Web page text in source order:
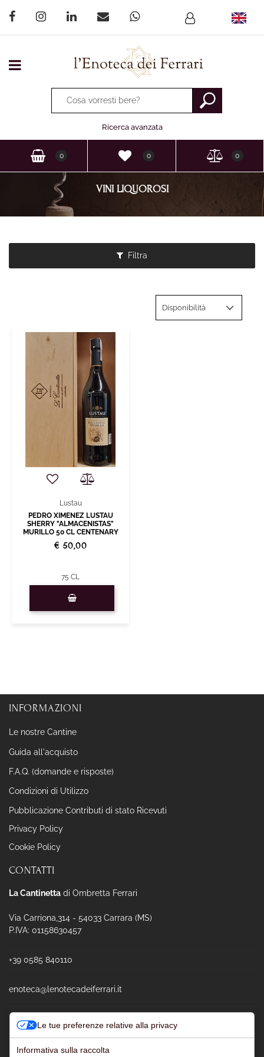
Open menu
La modifica di un filtro aggiorna automaticamente gli
Ricerca avanzata
0 0 0
VINI LIQUOROSI
Filtra
Lustau
PEDRO XIMENEZ LUSTAU
SHERRY "ALMACENISTAS"
MURILLO 50 CL CENTENARY
€ 50,00
75 CL
INFORMAZIONI
Le nostre Cantine
Guida all'acquisto
F.A.Q. (domande e risposte)
Condizioni di Utilizzo
Pubblicazione Contributi di stato Ricevuti
Privacy Policy
Cookie Policy
CONTATTI
La Cantinetta di Ombretta Ferrari
Via Carriona,314 - 54033 Carrara (MS)
P.IVA: 01158630457
+39 0585 840110
enoteca@lenotecadeiferrari.it
Powered & Designed by
Le tue preferenze relative alla privacy
Informativa sulla raccolta